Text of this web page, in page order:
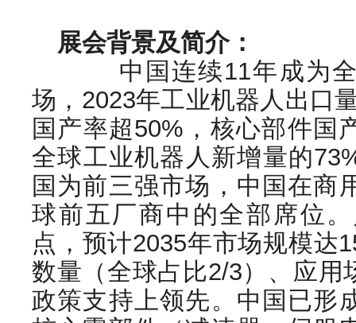
展会背景及简介：
中国连续11年成为全
场，2023年工业机器人出口
国产率超50%，核心部件国
全球工业机器人新增量的
国为前三强市场，中国在商
球前五厂商中的全部席位
点，预计2035年市场规模达
数量（全球占比2/3）、应用
政策支持上领先。中国已形